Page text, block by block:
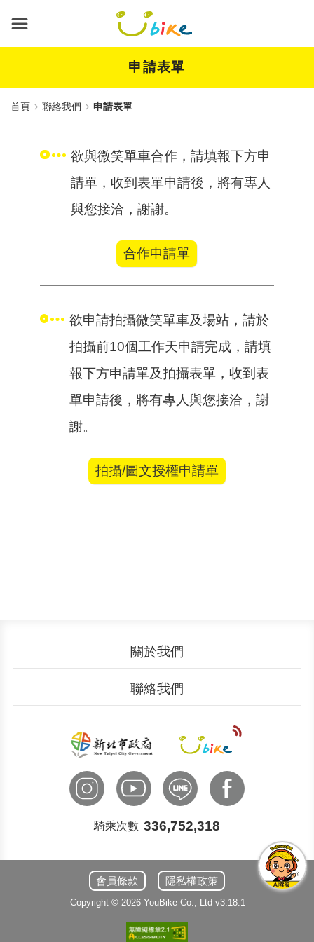
要
申請表單
首頁 聯絡我們 申請表單
欲與微笑單車合作，請填報下方申
請單，收到表單申請後，將有專人
與您接洽，謝謝。
合作申請單
欲申請拍攝微笑單車及場站，請於
拍攝前10個工作天申請完成，請填
報下方申請單及拍攝表單，收到表
單申請後，將有專人與您接洽，謝
謝。
拍攝/圖文授權申請單
關於我們
加入我們
聯絡我們
申請表單
國際諮詢
騎乘次數 336,752,318
會員條款 隱私權政策
Copyright © 2026 YouBikeCo., Ltd v3.18.1